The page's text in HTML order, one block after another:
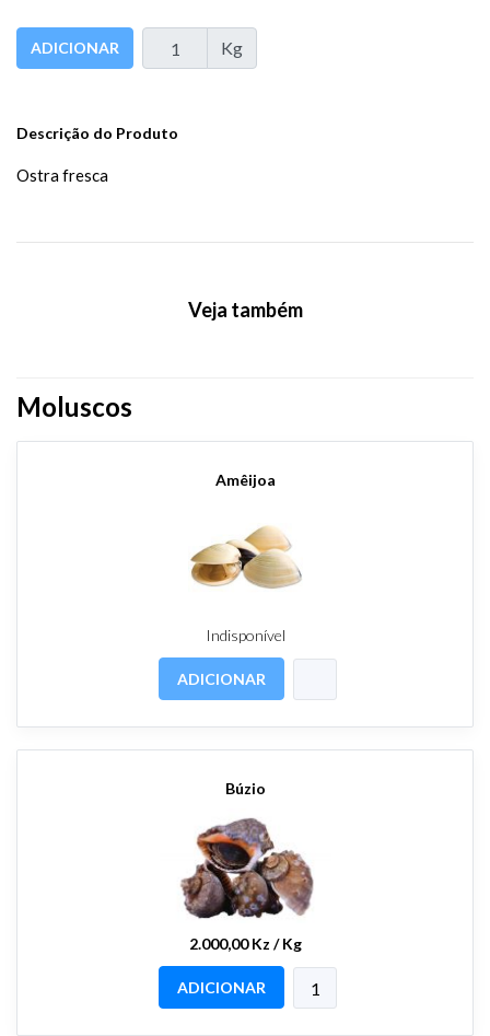
ADICIONAR Kg
Descrição do Produto
Ostra fresca
Veja também
Moluscos
Amêijoa
Indisponível
ADICIONAR
Búzio
2.000,00 Kz / Kg
ADICIONAR